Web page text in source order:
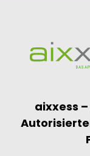
aixxess